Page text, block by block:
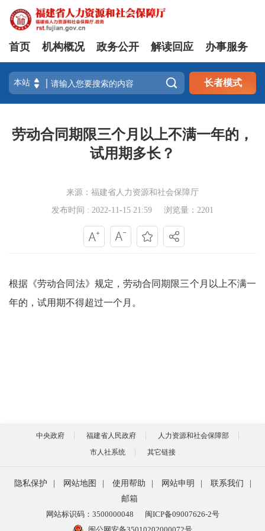
首页 机构概况 政务公开 解读回应 办事服务
 长者模式
劳动合同期限三个月以上不满一年的，
试用期多长？
来源：福建省人力资源和社会保障厅
发布时间 : 2022-11-15 21:59
浏览量：2201
根据《劳动合同法》规定，劳动合同期限三个月以上不满一
年的，试用期不得超过一个月。
中央政府 福建省人民政府
人力资源和社会保障部
市人社系统
其它链接
隐私保护 网站地图 使用帮助 网站申明 联系我们
邮箱
网站标识码：3500000048
闽ICP备09007626-2号